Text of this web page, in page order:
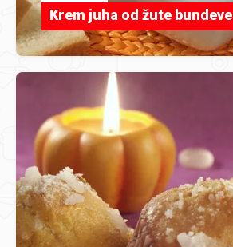
Krem juha od žute bundeve